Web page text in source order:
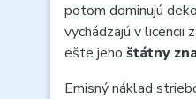
potom dominujú
vychádzajú v licencii
ešte jeho štátny
Emisný náklad